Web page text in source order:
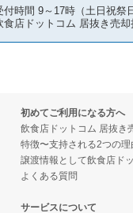
件の案件一覧
の案件一覧
の案件一覧
の案件一覧
の案件一覧
の案件一覧
居抜き売却物件の案件
件の案件一覧
売却物件の案件一覧
居抜き売却物件の案件一
居抜き売却物件の案件
件の案件一覧
の案件一覧
ーの居抜き売却物件の
の案件一覧
時間 9～17時（土日祝祭
店ドットコム 居抜き売却
初めてご利用になる方へ
飲食店ドットコム 居抜き
特徴〜支持される2つの理
譲渡情報として飲食店ド
よくある質問
サービスについて